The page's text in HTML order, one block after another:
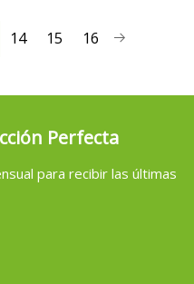
14 15 16
Perfecta
para recibir las últimas